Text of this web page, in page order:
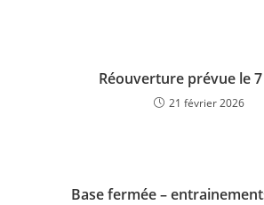
Réouverture prévue le
21 février 2026
Base fermée –